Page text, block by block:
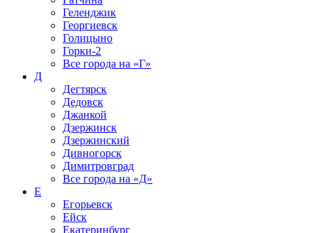
Геленджик
Георгиевск
Голицыно
Горки-2
Все города на «Г»
Д
Дегтярск
Дедовск
Джанкой
Дзержинск
Дзержинский
Дивногорск
Димитровград
Все города на «Д»
Е
Егорьевск
Ейск
Екатеринбург